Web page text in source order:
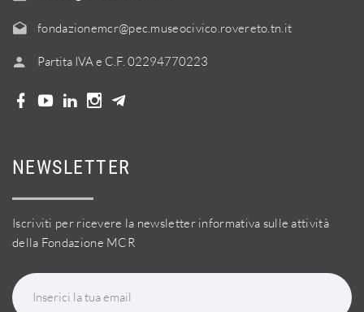
fondazionemcr@pec.museocivico.rovereto.tn.it
Partita IVA e C.F. 02294770223
NEWSLETTER
Iscriviti per ricevere la newsletter informativa sulle attività
della Fondazione MCR
Inserici la tua email